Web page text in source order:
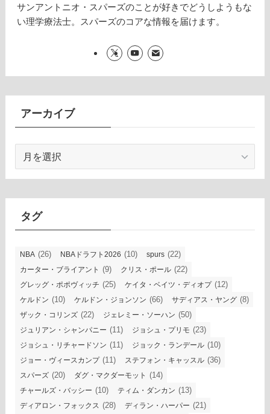
サンアントニオ・スパーズのことが好きでどうしようもな
い理学療法士。スパーズのコアな情報を届けます。
アーカイブ
カ
イ
タグ
NBA (26) NBAドラフト2026 (10) spurs (22)
カーター・ブライアント (9) クリス・ポール (22)
グレッグ・ポポヴィッチ (25) ケイタ・ベイツ・ディオプ(12)
ケルドン (10) ケルドン・ジョンソン (66) サディアス・ヤング (8)
ザック・コリンズ (22) ジェレミー・ソーハン (50)
ジュリアン・シャンパニー (11) ジョシュ・プリモ (23)
ジョシュ・リチャードソン (11) ジョック・ランデール (10)
ジョー・ヴィースカンプ(11) ステフォン・キャッスル (36)
スパーズ (20) ダグ・マクダーモット (14)
チャールズ・バッシー (10) ティム・ダンカン (13)
ディアロン・フォックス (28) ディラン・ハーパー (21)